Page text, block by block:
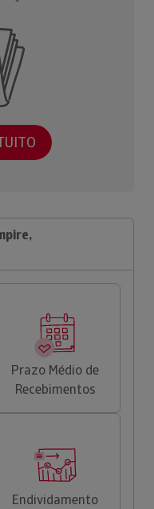
Prazo Médio de
Recebimentos
Endividamento